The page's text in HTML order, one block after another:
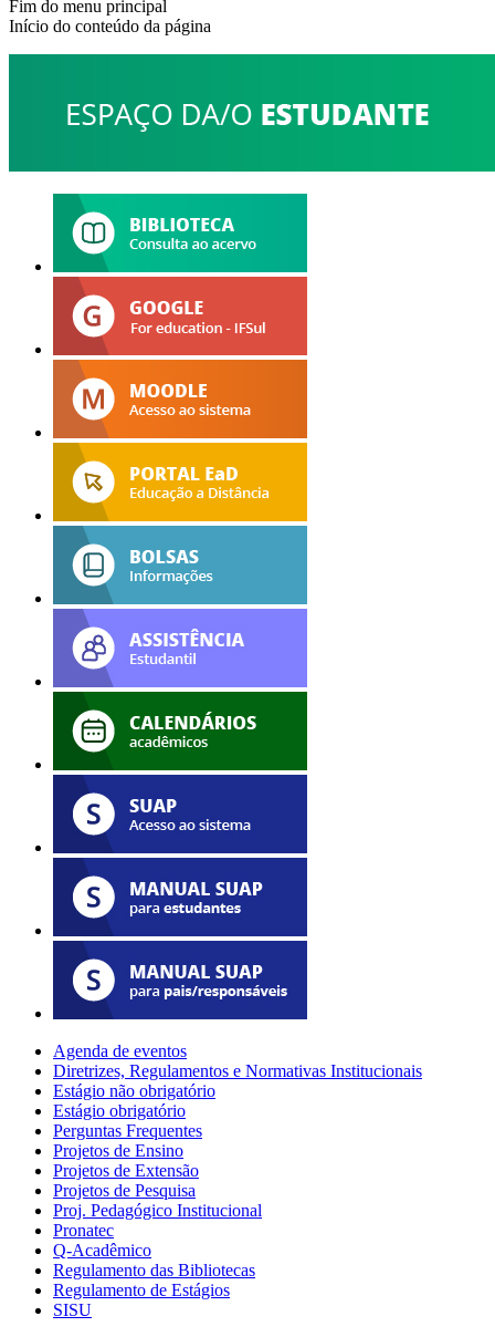
Fim do menu principal
Início do conteúdo da página
Agenda de eventos
Diretrizes, Regulamentos e Normativas Institucionais
Estágio não obrigatório
Estágio obrigatório
Perguntas Frequentes
Projetos de Ensino
Projetos de Extensão
Projetos de Pesquisa
Proj. Pedagógico Institucional
Pronatec
Q-Acadêmico
Regulamento das Bibliotecas
Regulamento de Estágios
SISU